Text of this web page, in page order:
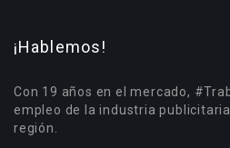
¡Hablemos!
Con 19 años en el mercado,
empleo de la industria
región.